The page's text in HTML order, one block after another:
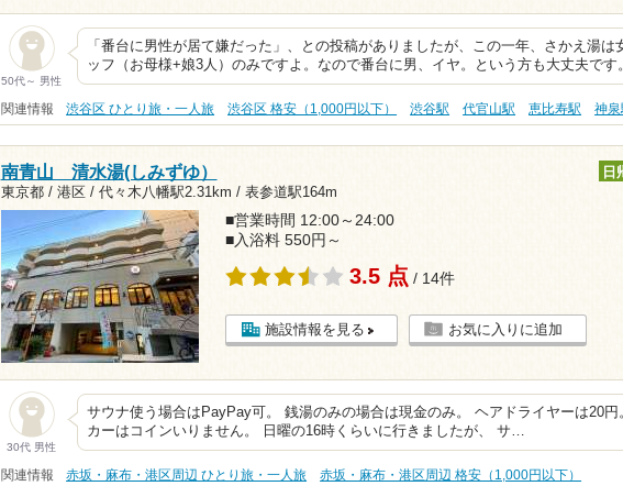
50代～ 男性
「番台に男性が居て嫌だった」、との投稿がありましたが、この一年、さかえ湯は
ッフ（お母様+娘3人）のみですよ。なので番台に男、イヤ。という方も大丈夫で
関連情報 渋谷区 ひとり旅・一人旅 渋谷区 格安（1,000円以下） 渋谷駅 代官山駅 恵比寿駅 神泉
南青山 清水湯(しみずゆ）
東京都 / 港区 / 代々木八幡駅2.31km / 表参道駅164m
日
■営業時間 12:00～24:00
■入浴料 550円～
3.5 点 / 14件
施設情報を見る お気に入りに追加
30代 男性
サウナ使う場合はPayPay可。 銭湯のみの場合は現金のみ。 ヘアドライヤーは20円
カーはコインいりません。 日曜の16時くらいに行きましたが、 サ…
関連情報 赤坂・麻布・港区周辺 ひとり旅・一人旅
赤坂・麻布・港区周辺 格安（1,000円以下）